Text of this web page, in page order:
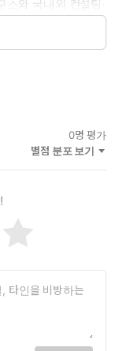
와 국내외 컨설팅·
최정예 애널리스
0명 평가
별점 분포 보기